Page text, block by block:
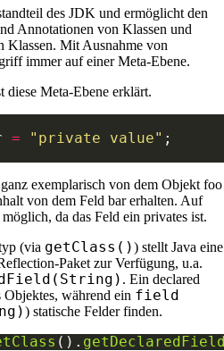
des JDK und ermöglicht den
Annotationen von Klassen und
Klassen. Mit Ausnahme von
immer auf einer Meta-Ebene.
Meta-Ebene erklärt.
= "private value"
exemplarisch von dem Objekt foo
von dem Feld bar erhalten. Auf
da das Feld ein privates ist.
(via getClass()) stellt Java eine
Paket zur Verfügung, u.a.
. Ein declared
während ein field
) statische Felder finden.
().